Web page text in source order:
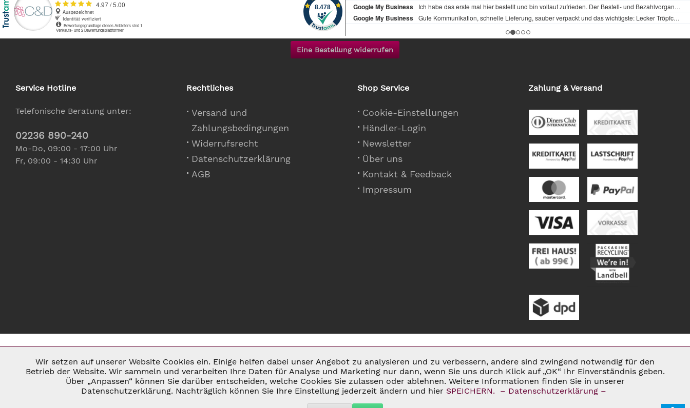
Eine Bestellung widerrufen
Service Hotline
Telefonische Beratung unter:
02236 890-240
Mo-Do, 09:00 - 17:00 Uhr
Fr, 09:00 - 14:30 Uhr
Rechtliches
Versand und
Zahlungsbedingungen
Widerrufsrecht
Datenschutzerklärung
AGB
Shop Service
Cookie-Einstellungen
Händler-Login
Newsletter
Über uns
Kontakt & Feedback
Impressum
Zahlung & Versand
* ALLE PREISE INKL. GESETZL. UMSATZSTEUER ZZGL. VERSANDKOSTEN UND GGF. NACHNAHMEGEBÜHREN, WENN NICHT ANDERS BESCHRIEBEN
Notwendig Aktiv
Inaktiv
Wir setzen auf unserer Website Cookies ein. Einige helfen dabei unser Angebot zu analysieren und zu verbessern, andere sind zwingend notwendig für den
Betrieb der Website. Wir sammeln und verarbeiten Ihre Daten für Analyse und Marketing nur dann, wenn Sie uns durch Klick auf „OK“ Ihr Einverständnis geben.
Über „Anpassen“ können Sie darüber entscheiden, welche Cookies Sie zulassen oder ablehnen. Weitere Informationen finden Sie in unserer
Datenschutzerklärung. Nachträglich können Sie Ihre Einstellung jederzeit ändern und hier SPEICHERN. – Datenschutzerklärung –